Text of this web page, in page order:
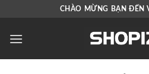
nội
CHÀO MỪNG BẠN ĐẾN